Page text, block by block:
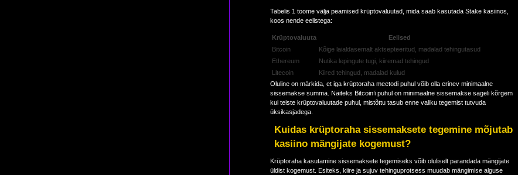
Tabelis 1 toome välja peamised krüptovaluutad, mida saab kasutada Stake kasiinos,
koos nende eelistega:
Krüptovaluuta
Eelised
Bitcoin
Kõige laialdasemalt aktsepteeritud, madalad tehingutasud
Ethereum
Nutika lepingute tugi, kiiremad tehingud
Litecoin
Kiired tehingud, madalad kulud
Oluline on märkida, et iga krüptoraha meetodi puhul võib olla erinev minimaalne
sissemakse summa. Näiteks Bitcoin’i puhul on minimaalne sissemakse sageli kõrgem
kui teiste krüptovaluutade puhul, mistõttu tasub enne valiku tegemist tutvuda
üksikasjadega.
Kuidas krüptoraha sissemaksete tegemine mõjutab
kasiino mängijate kogemust?
Krüptoraha kasutamine sissemaksete tegemiseks võib oluliselt parandada mängijate
üldist kogemust. Esiteks, kiire ja sujuv tehinguprotsess muudab mängimise alguse